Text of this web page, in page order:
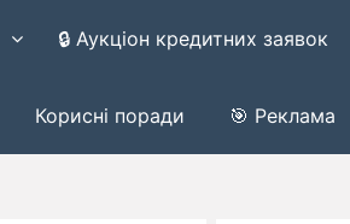
🔒 Аукціон кредитних заявок
Корисні поради 🎯 Реклама